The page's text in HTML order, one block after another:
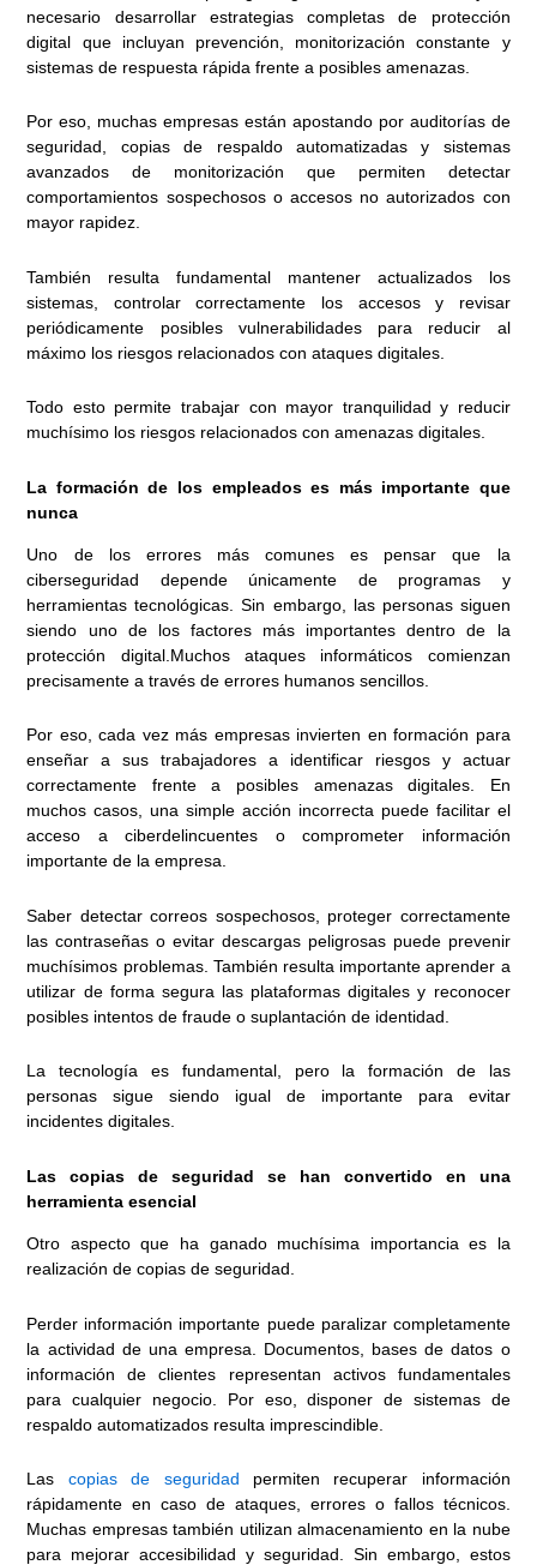
necesario desarrollar estrategias completas de protección
digital que incluyan prevención, monitorización constante y
sistemas de respuesta rápida frente a posibles amenazas.
Por eso, muchas empresas están apostando por auditorías de
seguridad, copias de respaldo automatizadas y sistemas
avanzados de monitorización que permiten detectar
comportamientos sospechosos o accesos no autorizados con
mayor rapidez.
También resulta fundamental mantener actualizados los
sistemas, controlar correctamente los accesos y revisar
periódicamente posibles vulnerabilidades para reducir al
máximo los riesgos relacionados con ataques digitales.
Todo esto permite trabajar con mayor tranquilidad y reducir
muchísimo los riesgos relacionados con amenazas digitales.
La formación de los empleados es más importante que
nunca
Uno de los errores más comunes es pensar que la
ciberseguridad depende únicamente de programas y
herramientas tecnológicas. Sin embargo, las personas siguen
siendo uno de los factores más importantes dentro de la
protección digital.Muchos ataques informáticos comienzan
precisamente a través de errores humanos sencillos.
Por eso, cada vez más empresas invierten en formación para
enseñar a sus trabajadores a identificar riesgos y actuar
correctamente frente a posibles amenazas digitales. En
muchos casos, una simple acción incorrecta puede facilitar el
acceso a ciberdelincuentes o comprometer información
importante de la empresa.
Saber detectar correos sospechosos, proteger correctamente
las contraseñas o evitar descargas peligrosas puede prevenir
muchísimos problemas. También resulta importante aprender a
utilizar de forma segura las plataformas digitales y reconocer
posibles intentos de fraude o suplantación de identidad.
La tecnología es fundamental, pero la formación de las
personas sigue siendo igual de importante para evitar
incidentes digitales.
Las copias de seguridad se han convertido en una
herramienta esencial
Otro aspecto que ha ganado muchísima importancia es la
realización de copias de seguridad.
Perder información importante puede paralizar completamente
la actividad de una empresa. Documentos, bases de datos o
información de clientes representan activos fundamentales
para cualquier negocio. Por eso, disponer de sistemas de
respaldo automatizados resulta imprescindible.
Las copias de seguridad permiten recuperar información
rápidamente en caso de ataques, errores o fallos técnicos.
Muchas empresas también utilizan almacenamiento en la nube
para mejorar accesibilidad y seguridad. Sin embargo, estos